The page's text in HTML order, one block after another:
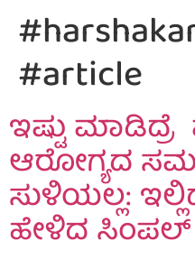
#article
ಇಷ್ಟು
ಆರೋಗ್ಯದ
ಸುಳಿಯಲ್ಲ:
ಹೇಳಿದ ಸಿಂಪಲ್